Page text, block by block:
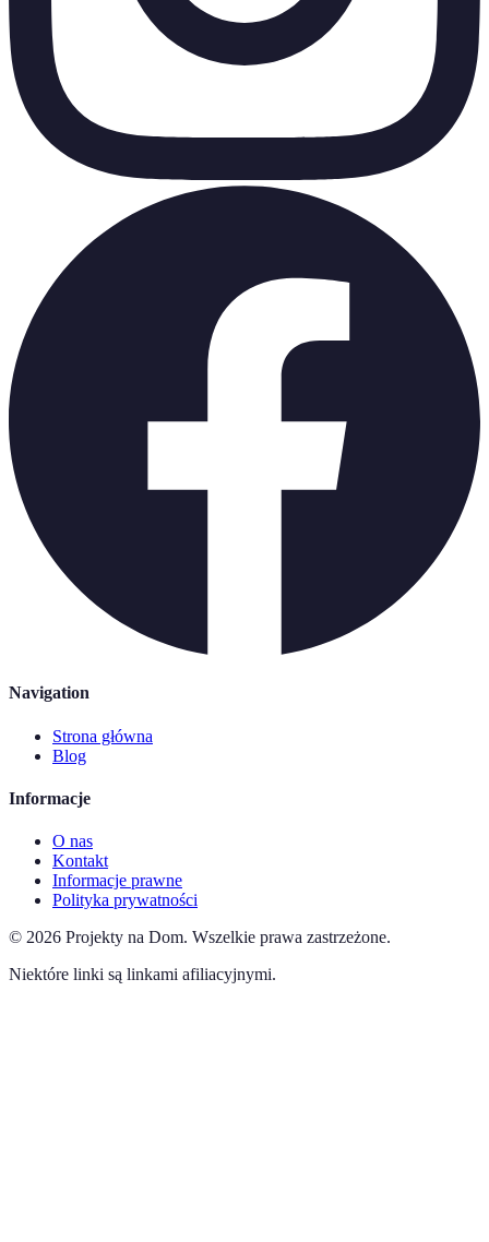
Navigation
Strona główna
Blog
Informacje
O nas
Kontakt
Informacje prawne
Polityka prywatności
© 2026 Projekty na Dom. Wszelkie prawa zastrzeżone.
Niektóre linki są linkami afiliacyjnymi.